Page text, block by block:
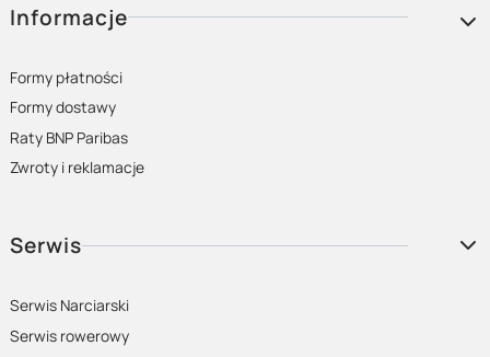
Linki w stopce
Informacje
Formy płatności
Formy dostawy
Raty BNP Paribas
Zwroty i reklamacje
Serwis
Serwis Narciarski
Serwis rowerowy